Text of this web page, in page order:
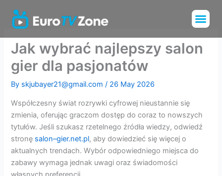
content
Jak wybrać najlepszy salon
gier dla pasjonatów
By skjubayer21@gmail.com/ 26 May 2026
Współczesny świat rozrywki cyfrowej nieustannie się
zmienia, oferując graczom dostęp do coraz to nowszych
tytułów. Jeśli szukasz rzetelnego źródła wiedzy, odwiedź
stronę salon–gier.net.pl, aby dowiedzieć się więcej o
aktualnych trendach. Wybór odpowiedniego miejsca do
zabawy wymaga jednak uwagi oraz świadomości